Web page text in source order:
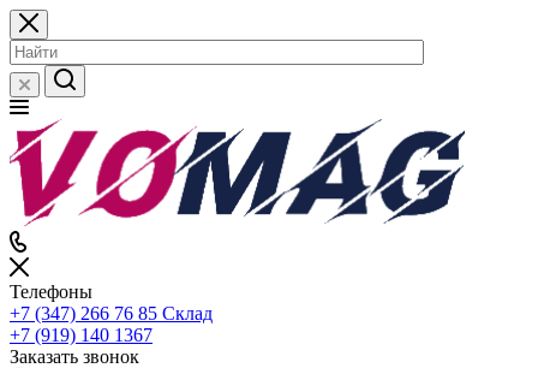
Телефоны
+7 (347) 266 76 85 Склад
+7 (919) 140 1367
Заказать звонок